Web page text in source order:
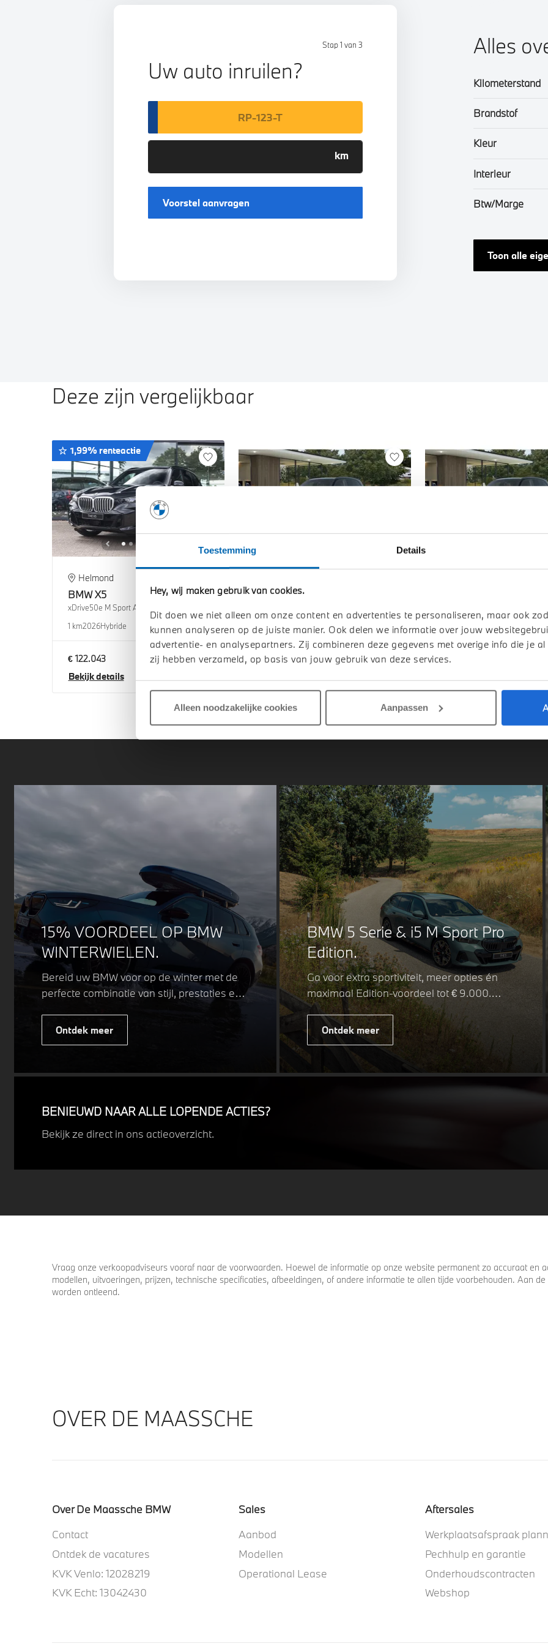
Toestemming Details
Hey, wij maken gebruik van cookies.
Dit doen we niet alleen om onze content en advertenties te personaliseren, maar ook
kunnen analyseren op de juiste manier. Ook delen we informatie over jouw
advertentie- en analysepartners. Zij combineren deze gegevens met overige info die je
zij hebben verzameld, op basis van jouw gebruik van deze services.
Alleen noodzakelijke cookies Aanpassen
Stap 1 van 3
Uw auto inruilen?
Voorstel aanvragen
Alles
Kilometerstand
Brandstof
Kleur
Interieur
Btw/Marge
Toon alle
Deze zijn vergelijkbaar
1,99% renteactie
Helmond
BMW X5
xDrive50e M Sport Automaat
1 km2026Hybride
€ 122.043
Bekijk details
BMWX5
1 km2026Hybride
€ 122.093
1 km 2026 Hybride
€ 123.957
15% VOORDEEL OP BMW
WINTERWIELEN.
Bereid uw BMW voor op de winter met de
perfecte combinatie van stijl, prestaties en
of elegante look, onze winterwielen zijn
uitdagende weersomstandigheden.
Ontdek meer
BMW 5 Serie & i5 M Sport Pro
Edition.
Ga voor extra sportiviteit, meer opties én
maximaal Edition-voordeel tot € 9.000.
Fiscaal leverbaar vanaf € 75.347. Met de
BMW 5 Serie & i5 M Sport Pro Edition kiest
u voor een rijk uitgeruste uitvoering waarin
juist de details het verschil maken. De
details die ervoor zorgen dat u nog één
keer omkijkt voordat u verder loopt.
Ontdek meer
BENIEUWD NAAR ALLE LOPENDE ACTIES?
Bekijk ze direct in ons actieoverzicht.
Vraag onze verkoopadviseurs vooraf naar de voorwaarden. Hoewel de informatie op onze website permanent zo accuraat en
modellen, uitvoeringen, prijzen, technische specificaties, afbeeldingen, of andere informatie te allen tijde voorbehouden. Aan
worden ontleend.
OVER DE MAASSCHE
Over De Maassche BMW
Contact
Ontdek de vacatures
KVK Venlo: 12028219
KVK Echt: 13042430
Sales
Aanbod
Modellen
Operational Lease
Aftersales
Werkplaatsafspraak
Pechhulp en garantie
Onderhoudscontracten
Webshop